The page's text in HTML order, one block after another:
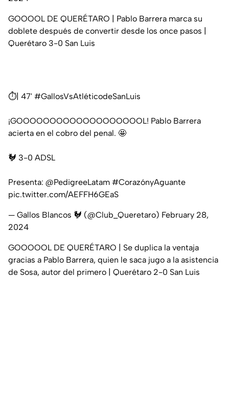
GOOOOL DE QUERÉTARO | Pablo Barrera marca su
doblete después de convertir desde los once pasos |
Querétaro 3-0 San Luis
⏱️| 47' #GallosVsAtléticodeSanLuis
¡GOOOOOOOOOOOOOOOOOOOL! Pablo Barrera
acierta en el cobro del penal. 🤩
🐓 3-0 ADSL
Presenta: @PedigreeLatam #CorazónyAguante
pic.twitter.com/AEFFH6GEaS
— Gallos Blancos 🐓 (@Club_Queretaro) February 28,
2024
GOOOOOL DE QUERÉTARO | Se duplica la ventaja
gracias a Pablo Barrera, quien le saca jugo a la asistencia
de Sosa, autor del primero | Querétaro 2-0 San Luis